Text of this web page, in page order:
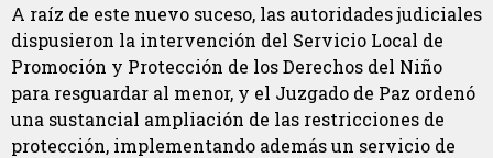
A raíz de este nuevo suceso, las autoridades judiciales
dispusieron la intervención del Servicio Local de
Promoción y Protección de los Derechos del Niño
para resguardar al menor, y el Juzgado de Paz ordenó
una sustancial ampliación de las restricciones de
protección, implementando además un servicio de